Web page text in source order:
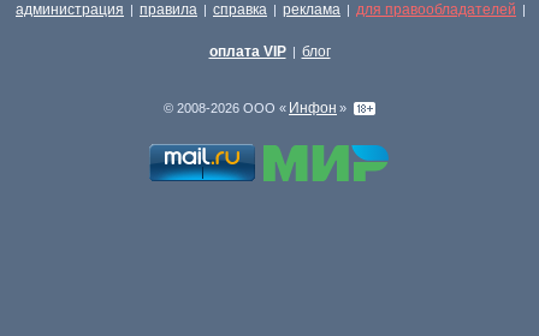
администрация | правила | справка | реклама | для правообладателей |
оплата VIP | блог
© 2008-2026 ООО « Инфон »